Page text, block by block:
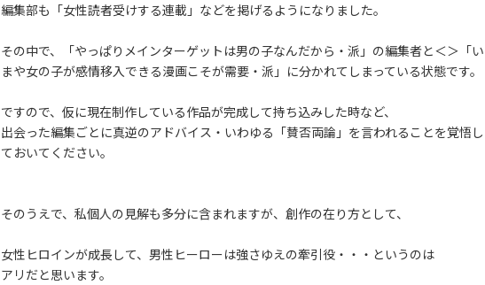
編集部も「女性読者受けする連載」などを掲げるようになりました。
その中で、「やっぱりメインターゲットは男の子なんだから・派」の編集者と＜＞「い
まや女の子が感情移入できる漫画こそが需要・派」に分かれてしまっている状態です。
ですので、仮に現在制作している作品が完成して持ち込みした時など、
出会った編集ごとに真逆のアドバイス・いわゆる「賛否両論」を言われることを覚悟し
ておいてください。
そのうえで、私個人の見解も多分に含まれますが、創作の在り方として、
女性ヒロインが成長して、男性ヒーローは強さゆえの牽引役・・・というのは
アリだと思います。